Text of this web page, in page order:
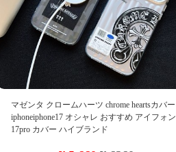
マゼンタ クロームハーツ chrome heartsカバー
iphoneiphone17 オシャレ おすすめ アイフォン
17pro カバー ハイブランド